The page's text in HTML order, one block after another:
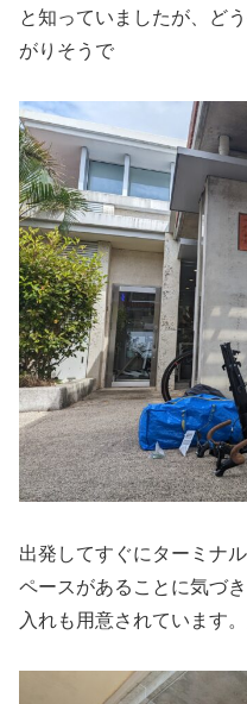
と知っていましたが、ど
がりそうで
出発してすぐにターミナ
ペースがあることに気づ
入れも用意されています